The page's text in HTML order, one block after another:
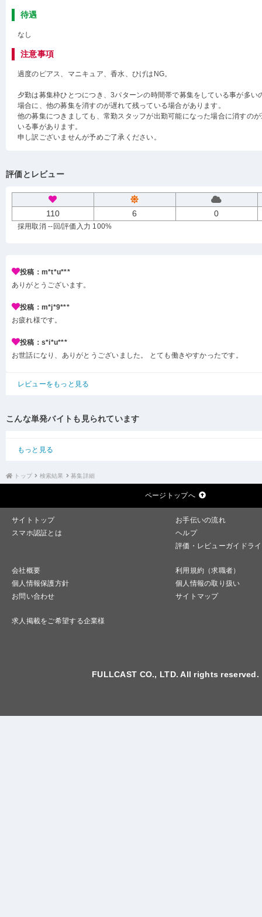
待遇
なし
注意事項
過度のピアス、マニキュア、香水、ひげはNG。
夕勤は募集枠ひとつにつき、3パターンの時間帯で募集をしている事が多い
場合に、他の募集を消すのが遅れて残っている場合があります。
他の募集につきましても、常勤スタッフが出勤可能になった場合に消すの
いる事があります。
申し訳ございませんが予めご了承ください。
評価とレビュー
110 6 0
採用取消 --回/評価入力 100%
投稿：m*t*u***
ありがとうございます。
投稿：m*j*9***
お疲れ様です。
投稿：s*i*u***
お世話になり、ありがとうございました。 とても働きやすかったです。
レビューをもっと見る
こんな単発バイトも見られています
もっと見る
トップ 検索結果 募集詳細
ページトップへ
サイトトップ
お手伝いの流れ
スマホ認証とは
ヘルプ
評価・レビューガイドラ
会社概要
利用規約（求職者）
個人情報保護方針
個人情報の取り扱い
お問い合わせ
サイトマップ
求人掲載をご希望する企業様
FULLCAST CO., LTD. All rights reserved.